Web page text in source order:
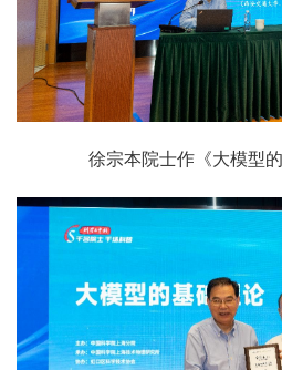
徐宗本院士作《大模型